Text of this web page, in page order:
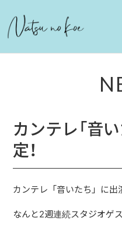
カンテレ「音
定！
カンテレ「音いたち」に出
なんと2週連続スタジオゲ